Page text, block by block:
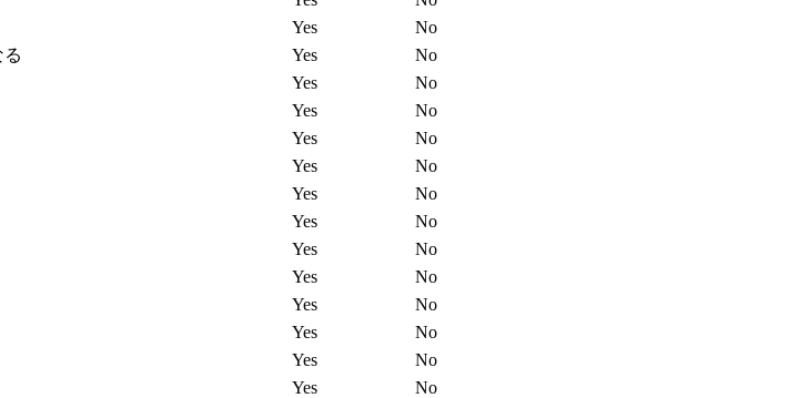
Yes
No
Yes
No
Yes
No
Yes
No
Yes
No
Yes
No
Yes
No
Yes
No
Yes
No
Yes
No
Yes
No
Yes
No
Yes
No
Yes
No